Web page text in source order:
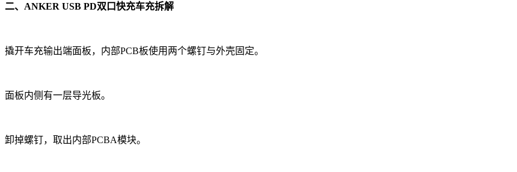
二、ANKER USB PD双口快充车充拆解
撬开车充输出端面板，内部PCB板使用两个螺钉与外壳固定。
面板内侧有一层导光板。
卸掉螺钉，取出内部PCBA模块。